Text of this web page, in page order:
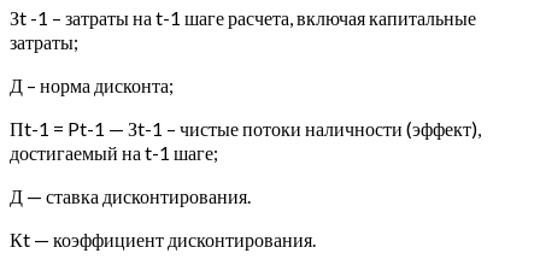
Зt -1 – затраты на t-1 шаге расчета, включая капитальные
затраты;
Д – норма дисконта;
Пt-1 = Pt-1 — Зt-1 – чистые потоки наличности (эффект),
достигаемый на t-1 шаге;
Д — ставка дисконтирования.
Кt — коэффициент дисконтирования.